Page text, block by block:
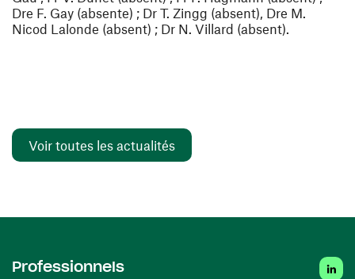
Dre F. Gay (absente) ; Dr T. Zingg (absent), Dre M.
Nicod Lalonde (absent) ; Dr N. Villard (absent).
Voir toutes les actualités
Professionnels